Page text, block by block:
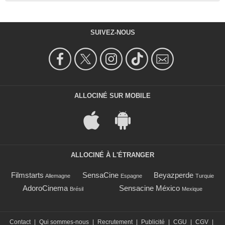
SUIVEZ-NOUS
ALLOCINÉ SUR MOBILE
ALLOCINÉ À L'ÉTRANGER
Filmstarts Allemagne SensaCine Espagne Beyazperde Turquie
AdoroCinema Brésil Sensacine México Mexique
Contact Qui sommes-nous Recrutement Publicité CGU CGV